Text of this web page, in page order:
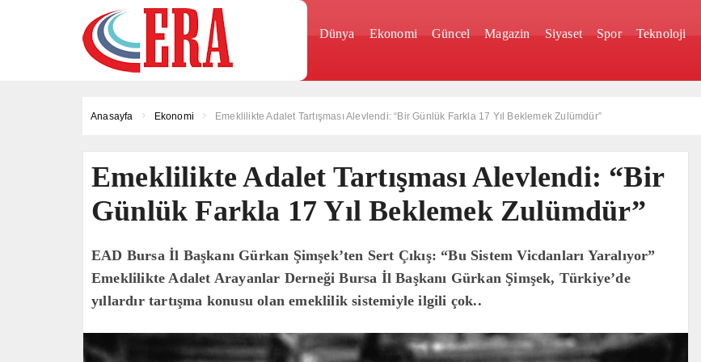
Dünya Ekonomi Güncel Magazin Siyaset Spor Teknoloji
Anasayfa Ekonomi Emeklilikte Adalet Tartışması Alevlendi: “Bir Günlük Farkla 17 Yıl Beklemek Zulümdür”
Emeklilikte Adalet Tartışması Alevlendi: “Bir
Günlük Farkla 17 Yıl Beklemek Zulümdür”
EAD Bursa İl Başkanı Gürkan Şimşek’ten Sert Çıkış: “Bu Sistem Vicdanları Yaralıyor”
Emeklilikte Adalet Arayanlar Derneği Bursa İl Başkanı Gürkan Şimşek, Türkiye’de
yıllardır tartışma konusu olan emeklilik sistemiyle ilgili çok..